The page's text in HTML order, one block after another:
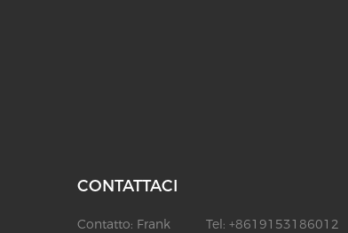
CONTATTACI
Contatto: Frank Tel: +8619153186012